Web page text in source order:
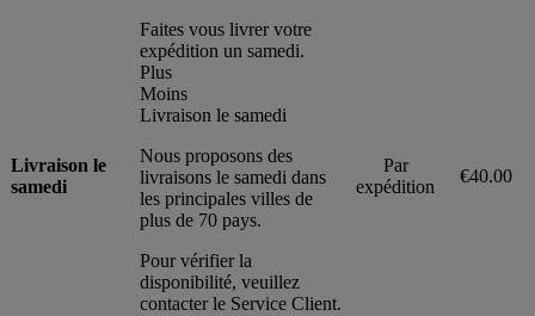
Livraison le
samedi
Faites vous livrer votre
expédition un samedi.
Plus
Moins
Livraison le samedi
Nous proposons des
livraisons le samedi dans
les principales villes de
plus de 70 pays.
Pour vérifier la
disponibilité, veuillez
contacter le Service Client.
Par
expédition
€40.00